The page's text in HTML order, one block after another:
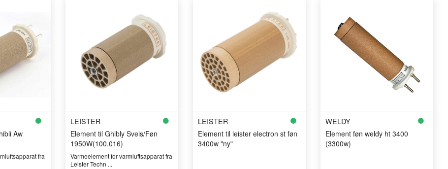
Aw
fra
LEISTER
Element til Ghibly Sveis/Føn
1950W(100.016)
Varmeelement for varmluftsapparat fra
Leister Techn ...
LEISTER
Element til leister electron st føn
3400w "ny"
WELDY
Element føn weldy ht 3400
(3300w)